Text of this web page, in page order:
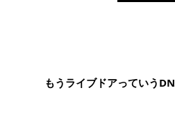
もうライブドアっていう